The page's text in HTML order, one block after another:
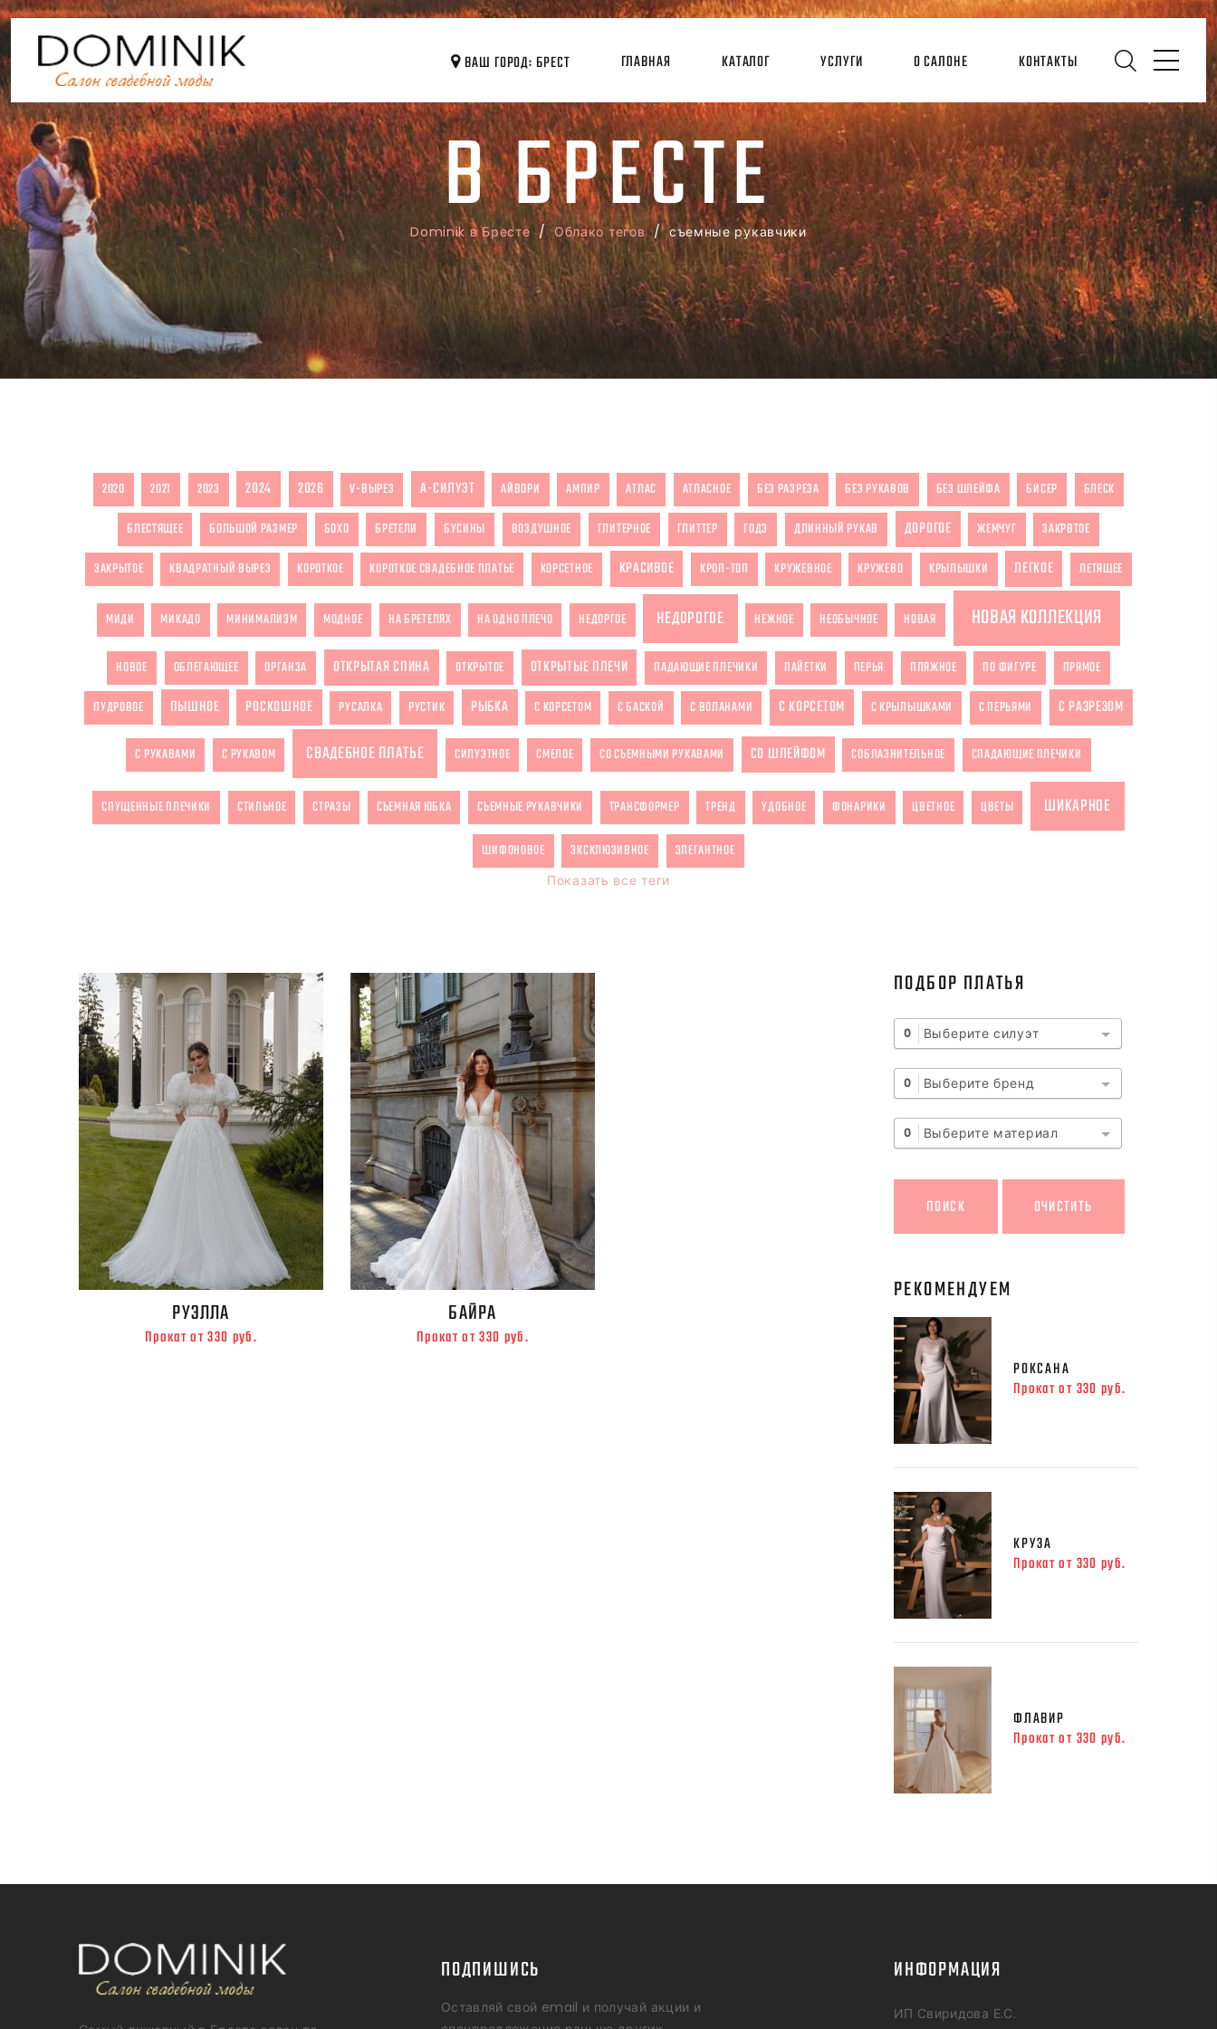
ВАШ ГОРОД: БРЕСТ ГЛАВНАЯ КАТАЛОГ УСЛУГИ О САЛОНЕ КОНТАКТЫ
В БРЕСТЕ
Dominik в Бресте /Облако тегов/ съемные рукавчики
2020 2021 2023 2024 2026 V-ВЫРЕЗ А-СИЛУЭТ АЙВОРИ АМПИР АТЛАС АТЛАСНОЕ БЕЗ РАЗРЕЗА БЕЗ РУКАВОВ БЕЗ ШЛЕЙФА БИСЕР БЛЕСК
БЛЕСТЯЩЕЕ БОЛЬШОЙ РАЗМЕР БОХО БРЕТЕЛИ БУСИНЫ ВОЗДУШНОЕ ГЛИТЕРНОЕ ГЛИТТЕР ГОДЭ ДЛИННЫЙ РУКАВ ДОРОГОЕ ЖЕМЧУГ ЗАКРВТОЕ
ЗАКРЫТОЕ КВАДРАТНЫЙ ВЫРЕЗ КОРОТКОЕ КОРОТКОЕ СВАДЕБНОЕ ПЛАТЬЕ КОРСЕТНОЕ КРАСИВОЕ КРОП-ТОП КРУЖЕВНОЕ КРУЖЕВО КРЫЛЫШКИ ЛЕГКОЕ ЛЕТЯЩЕЕ
МИДИ МИКАДО МИНИМАЛИЗМ МОДНОЕ НА БРЕТЕЛЯХ НА ОДНО ПЛЕЧО НЕДОРГОЕ НЕДОРОГОЕ НЕЖНОЕ НЕОБЫЧНОЕ НОВАЯ НОВАЯ КОЛЛЕКЦИЯ
НОВОЕ ОБЛЕГАЮЩЕЕ ОРГАНЗА ОТКРЫТАЯ СПИНА ОТКРЫТОЕ ОТКРЫТЫЕ ПЛЕЧИ ПАДАЮЩИЕ ПЛЕЧИКИ ПАЙЕТКИ ПЕРЬЯ ПЛЯЖНОЕ ПО ФИГУРЕ ПРЯМОЕ
ПУДРОВОЕ ПЫШНОЕ РОСКОШНОЕ РУСАЛКА РУСТИК РЫБКА С КОРСЕТОМ С БАСКОЙ С ВОЛАНАМИ С КОРСЕТОМ С КРЫЛЫШКАМИ С ПЕРЬЯМИ С РАЗРЕЗОМ
С РУКАВАМИ С РУКАВОМ СВАДЕБНОЕ ПЛАТЬЕ СИЛУЭТНОЕ СМЕЛОЕ СО СЪЕМНЫМИ РУКАВАМИ СО ШЛЕЙФОМ СОБЛАЗНИТЕЛЬНОЕ СПАДАЮЩИЕ ПЛЕЧИКИ
СПУЩЕННЫЕ ПЛЕЧИКИ СТИЛЬНОЕ СТРАЗЫ СЪЕМНАЯ ЮБКА СЪЕМНЫЕ РУКАВЧИКИ ТРАНСФОРМЕР ТРЕНД УДОБНОЕ ФОНАРИКИ ЦВЕТНОЕ ЦВЕТЫ ШИКАРНОЕ
ШИФОНОВОЕ ЭКСКЛЮЗИВНОЕ ЭЛЕГАНТНОЕ
Показать все теги
РУЭЛЛА
Прокат от 330 руб.
БАЙРА
Прокат от 330 руб.
ПОДБОР ПЛАТЬЯ
0 Выберите силуэт
0 Выберите бренд
0 Выберите материал
РЕКОМЕНДУЕМ
РОКСАНА
Прокат от 330 руб.
КРУЗА
Прокат от 330 руб.
ФЛАВИР
Прокат от 330 руб.
ПОДПИШИСЬ
Оставляй свой email и получай акции и
ИНФОРМАЦИЯ
ИП Свиридова Е.С.